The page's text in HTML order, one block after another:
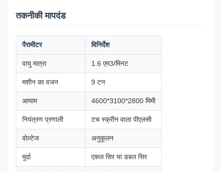
तकनीकी मापदंड
पैरामीटर विनिर्देश
वायु मात्रा 1.6 एम3/मिनट
मशीन का वजन 9 टन
आयाम 4600*3100*2800 मिमी
नियंत्रण प्रणाली टच स्क्रीन वाला पीएलसी
वोल्टेज अनुकूलन
मुर्दा एकल सिर या डबल सिर